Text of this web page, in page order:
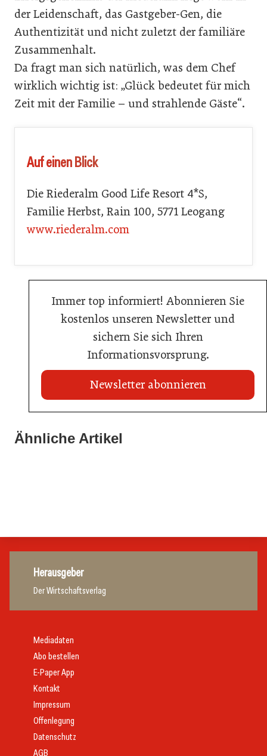
der Leidenschaft, das Gastgeber-Gen, die
Authentizität und nicht zuletzt der familiäre
Zusammenhalt.
Da fragt man sich natürlich, was dem Chef
wirklich wichtig ist: „Glück bedeutet für mich
Zeit mit der Familie – und strahlende Gäste“.
Auf einen Blick
Die Riederalm Good Life Resort 4*S,
Familie Herbst, Rain 100, 5771 Leogang
www.riederalm.com
Immer top informiert! Abonnieren Sie
kostenlos unseren Newsletter und
sichern Sie sich Ihren
Informationsvorsprung.
Newsletter abonnieren
Ähnliche Artikel
War die Fußball-WM 2026 für Ihren Betrieb ein
21. Juli 2026
Stipendium für Nachwuchstalent in der Wiener
Herausgeber
Der Wirtschaftsverlag
Mediadaten
Abo bestellen
E-Paper App
Kontakt
Impressum
Offenlegung
Datenschutz
AGB